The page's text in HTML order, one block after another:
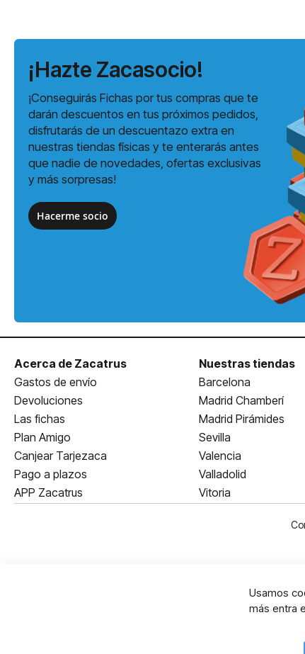
¡Hazte Zacasocio!
¡Conseguirás Fichas por tus compras que te
darán descuentos en tus próximos pedidos,
disfrutarás de un descuentazo extra en
nuestras tiendas físicas y te enterarás antes
que nadie de novedades, ofertas exclusivas
y más sorpresas!
Hacerme socio
Acerca de Zacatrus
Gastos de envío
Devoluciones
Las fichas
Plan Amigo
Canjear Tarjezaca
Pago a plazos
APP Zacatrus
Nuestras tiendas
Barcelona
Madrid Chamberí
Madrid Pirámides
Sevilla
Valencia
Valladolid
Vitoria
Usamos
más entra